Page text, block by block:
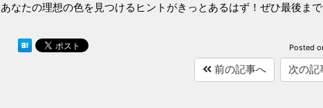
あなたの理想の色を見つけるヒントがきっとあるはず！ぜひ最後まで
Posted
前の記事へ 次の記